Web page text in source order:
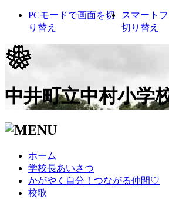
PCモードで画面を切
り替え
スマート
切り替え
中井町立中村小学
ホーム
学校長あいさつ
かがやく自分！つながる仲間♡
校歌